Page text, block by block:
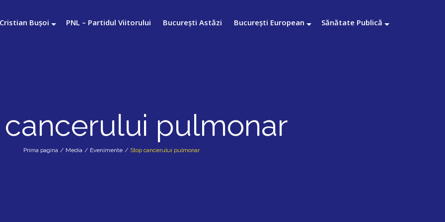
Bușoi PNL – Partidul Viitorului București Astăzi București European Sănătate Publică
pulmonar
Prima pagina / Media / Evenimente / Stop cancerului pulmonar